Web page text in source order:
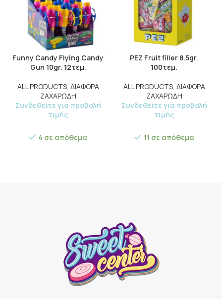
Funny Candy Flying Candy
Gun 10gr. 12τεμ.
ALL PRODUCTS, ΔΙΑΦΟΡΑ
ΖΑΧΑΡΩΔΗ
Συνδεθείτε για προβολή
τιμής
4 σε απόθεμα
PEZ Fruit filler 8.5gr.
100τεμ.
ALL PRODUCTS, ΔΙΑΦΟΡΑ
ΖΑΧΑΡΩΔΗ
Συνδεθείτε για προβολή
τιμής
11 σε απόθεμα